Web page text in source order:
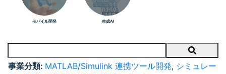
モバイル開発 生成AI
Search
事業分類: MATLAB/Simulink 連携ツール開発, シミュレー